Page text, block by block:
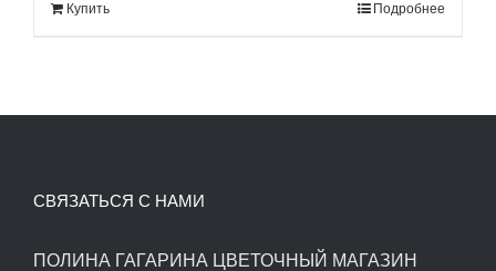
Купить Подробнее
СВЯЗАТЬСЯ С НАМИ
ПОЛИНА ГАГАРИНА ЦВЕТОЧНЫЙ МАГАЗИН